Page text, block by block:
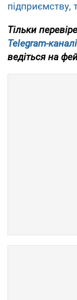
Тільки
Telegram-каналі
ведіться на